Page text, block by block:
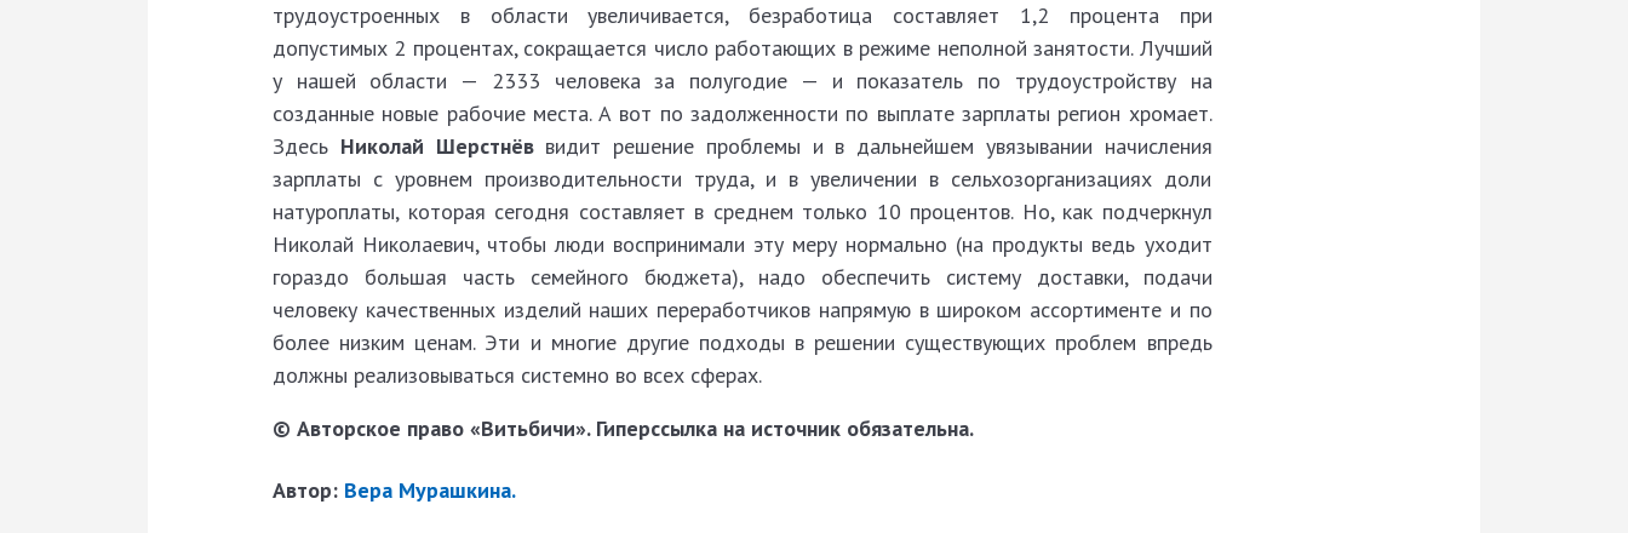
трудоустроенных в области увеличивается, безработица составляет 1,2 процента при
допустимых 2 процентах, сокращается число работающих в режиме неполной занятости. Лучший
у нашей области — 2333 человека за полугодие — и показатель по трудоустройству на
созданные новые рабочие места. А вот по задолженности по выплате зарплаты регион хромает.
Здесь Николай Шерстнёввидит решение проблемы и в дальнейшем увязывании начисления
зарплаты с уровнем производительности труда, и в увеличении в сельхозорганизациях доли
натуроплаты, которая сегодня составляет в среднем только 10 процентов. Но, как подчеркнул
Николай Николаевич, чтобы люди воспринимали эту меру нормально (на продукты ведь уходит
гораздо большая часть семейного бюджета), надо обеспечить систему доставки, подачи
человеку качест­венных изделий наших переработчиков напрямую в широком ассортименте и по
более низким ценам. Эти и многие другие подходы в решении существующих проблем впредь
долж­ны реализовываться системно во всех сферах.
© Авторское право «Витьбичи». Гиперссылка на источник обязательна.
Автор: Вера Мурашкина.